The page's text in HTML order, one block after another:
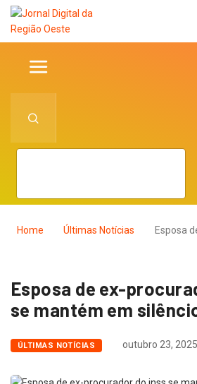
Home Últimas Notícias Esposa
Esposa de ex-
se mantém em
ÚLTIMAS NOTÍCIAS outubro 23, 2025